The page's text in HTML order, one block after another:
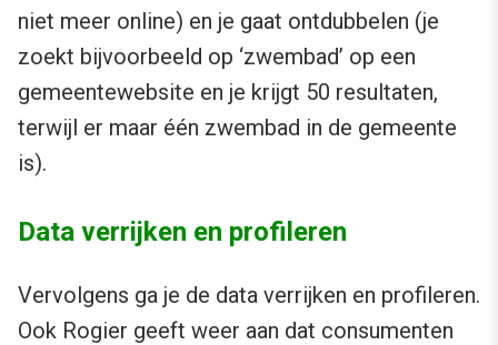
niet meer online) en je gaat ontdubbelen (je
zoekt bijvoorbeeld op ‘zwembad’ op een
gemeentewebsite en je krijgt 50 resultaten,
terwijl er maar één zwembad in de gemeente
is).
Data verrijken en profileren
Vervolgens ga je de data verrijken en profileren.
Ook Rogier geeft weer aan dat consumenten